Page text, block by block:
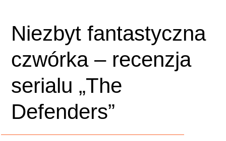
Niezbyt fantastyczna
czwórka – recenzja
serialu „The
Defenders”